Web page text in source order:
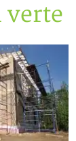
verte